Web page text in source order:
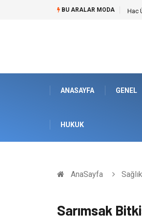
BU ARALAR MODA Hac
ANASAYFA GENEL
HUKUK
AnaSayfa
Sarımsak